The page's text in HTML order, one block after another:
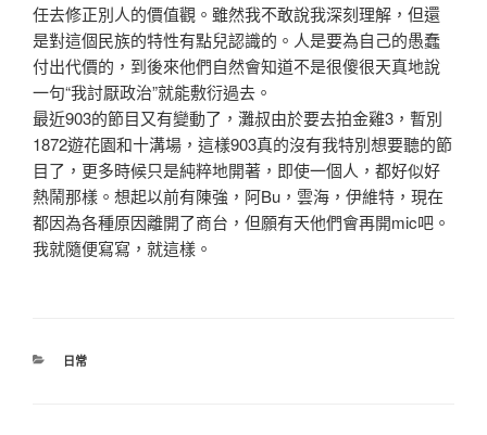
任去修正別人的價值觀。雖然我不敢說我深刻理解，但還
是對這個民族的特性有點兒認識的。人是要為自己的愚蠢
付出代價的，到後來他們自然會知道不是很傻很天真地說
一句“我討厭政治”就能敷衍過去。
最近903的節目又有變動了，灘叔由於要去拍金雞3，暫別
1872遊花園和十溝場，這樣903真的沒有我特別想要聽的節
目了，更多時候只是純粹地開著，即使一個人，都好似好
熱鬧那樣。想起以前有陳強，阿Bu，雲海，伊維特，現在
都因為各種原因離開了商台，但願有天他們會再開mic吧。
我就隨便寫寫，就這樣。
分
日常